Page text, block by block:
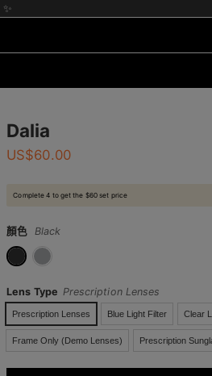
Dalia
US$60.00
Complete 4 to get the $60 set price
顏色 Black
Lens Type Prescription Lenses
Prescription Lenses Blue Light Filter Clear
Frame Only (Demo Lenses) Prescription